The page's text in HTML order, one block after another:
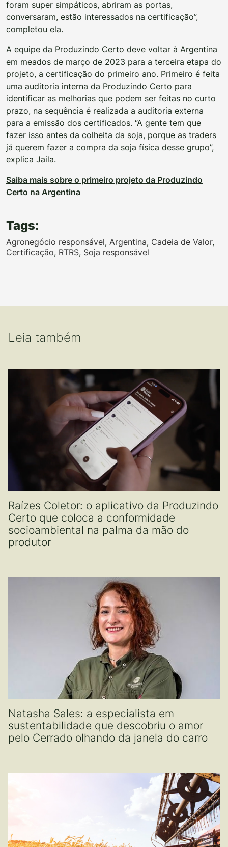
foram super simpáticos, abriram as portas,
conversaram, estão interessados na certificação”,
completou ela.
A equipe da Produzindo Certo deve voltar à Argentina
em meados de março de 2023 para a terceira etapa do
projeto, a certificação do primeiro ano. Primeiro é feita
uma auditoria interna da Produzindo Certo para
identificar as melhorias que podem ser feitas no curto
prazo, na sequência é realizada a auditoria externa
para a emissão dos certificados. “A gente tem que
fazer isso antes da colheita da soja, porque as traders
já querem fazer a compra da soja física desse grupo”,
explica Jaila.
Saiba mais sobre o primeiro projeto da Produzindo
Certo na Argentina
Tags:
Agronegócio responsável, Argentina, Cadeia de Valor,
Certificação, RTRS, Soja responsável
Leia também
Raízes Coletor: o aplicativo da Produzindo
Certo que coloca a conformidade
socioambiental na palma da mão do
produtor
Natasha Sales: a especialista em
sustentabilidade que descobriu o amor
pelo Cerrado olhando da janela do carro